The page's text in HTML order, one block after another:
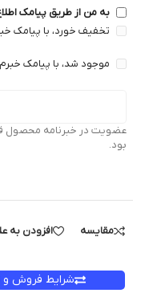
به من از طریق پیامک
تخفیف خورد، با پیامک
موجود شد، با پیامک
عضویت در خبرنامه محصول
بود.
مقایسه افزودن به
شرایط فروش و